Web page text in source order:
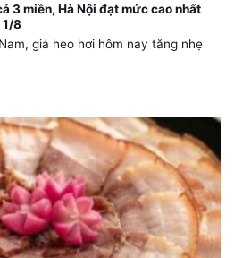
3 miền, Hà Nội đạt mức cao nhất
1/8
giá heo hơi hôm nay tăng nhẹ